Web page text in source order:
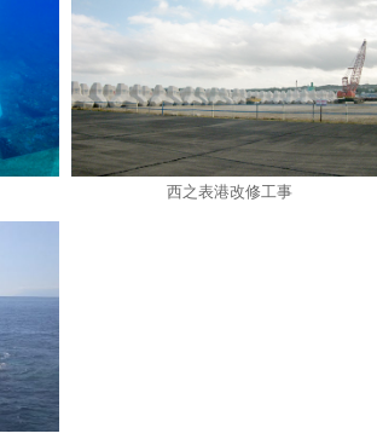
西之表港改修工事